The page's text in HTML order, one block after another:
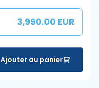
3,990.00 EUR
Ajouter au panier